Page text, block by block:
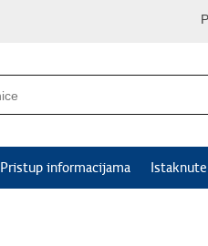
Pristup informacijama